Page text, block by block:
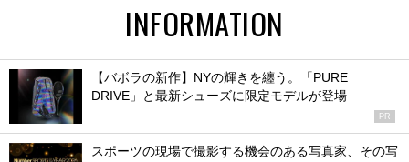
INFORMATION
【バボラの新作】NYの輝きを纏う。「PURE
DRIVE」と最新シューズに限定モデルが登場
PR
スポーツの現場で撮影する機会のある写真家、その写